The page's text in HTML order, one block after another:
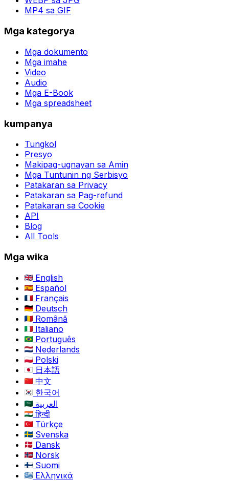
MP4 sa GIF
Mga kategorya
Mga dokumento
Mga imahe
Video
Audio
Mga E-Book
Mga spreadsheet
kumpanya
Tungkol
Presyo
Makipag-ugnayan sa Amin
Mga Tuntunin ng Serbisyo
Patakaran sa Privacy
Patakaran sa Pag-refund
Patakaran sa Cookie
API
Blog
All Tools
Mga wika
English
Español
Français
Deutsch
Română
Italiano
Português
Nederlands
Polski
日本語
中文
한국어
العربية
हिन्दी
Türkçe
Svenska
Dansk
Norsk
Suomi
Ελληνικά